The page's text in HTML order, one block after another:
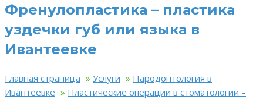
Френулопластика – пластика
уздечки губ или языка в
Ивантеевке
Главная страница » Услуги » Пародонтология в
Ивантеевке » Пластические операции в стоматологии –